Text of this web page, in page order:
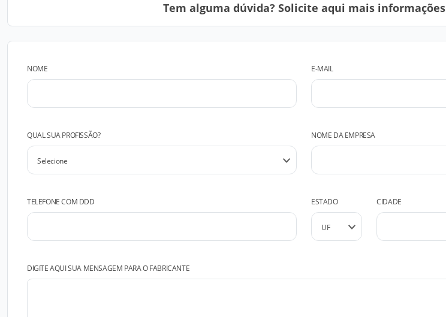
Tem alguma dúvida? Solicite aqui mais informações
NOME E-MAIL
QUAL SUA PROFISSÃO? NOME DA EMPRESA
TELEFONE COM DDD ESTADO CIDADE
DIGITE AQUI SUA MENSAGEM PARA O FABRICANTE